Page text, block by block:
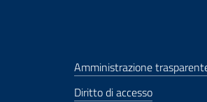
Amministrazione
Diritto di accesso